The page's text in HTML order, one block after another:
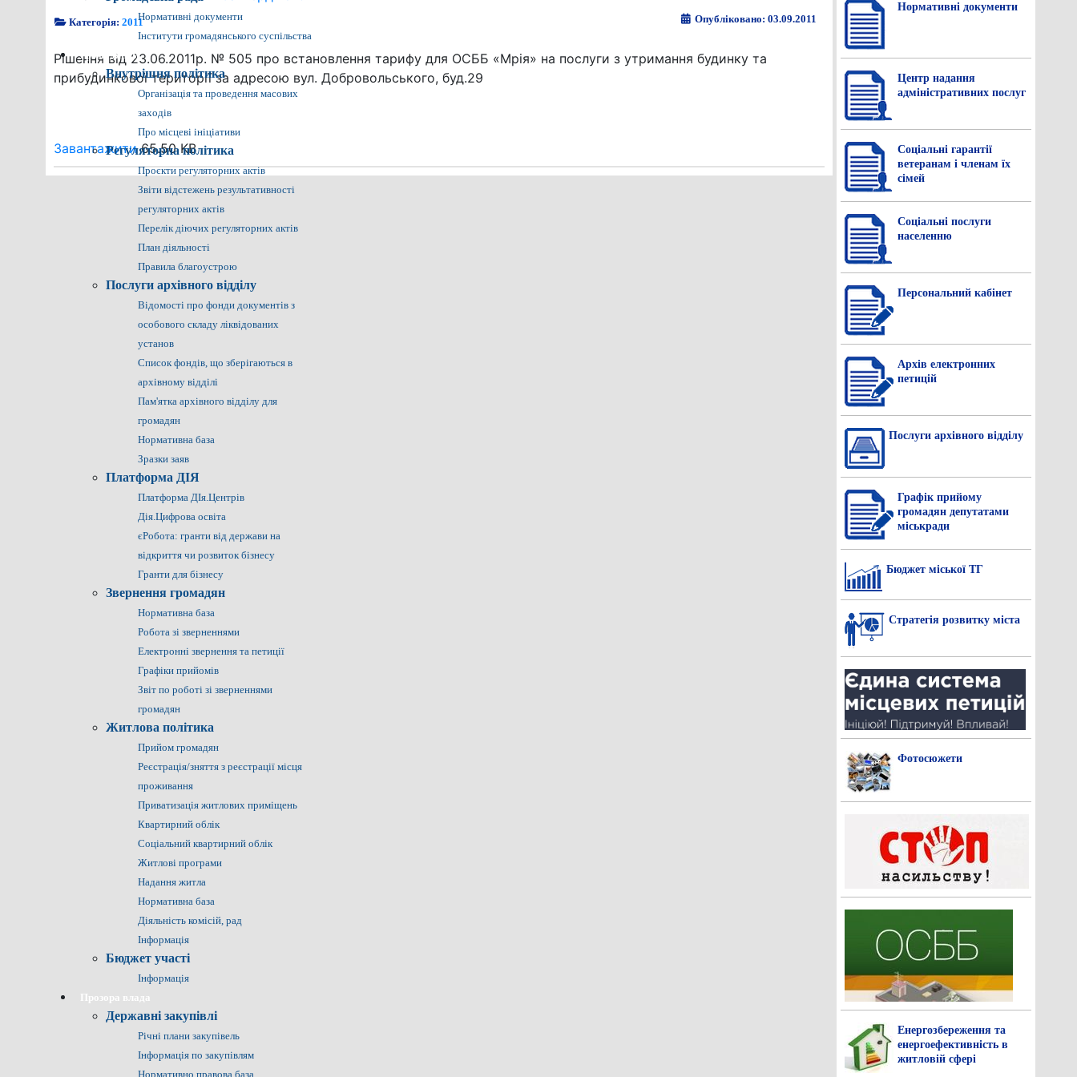
Нормативні документи
Інститути громадянського суспільства
Громадянам
Внутрішня політика
Організація та проведення масових
заходів
Про місцеві ініціативи
Регуляторна політика
Проєкти регуляторних актів
Звіти відстежень результативності
регуляторних актів
Перелік діючих регуляторних актів
План діяльності
Правила благоустрою
Послуги архівного відділу
Відомості про фонди документів з
особового складу ліквідованих
установ
Список фондів, що зберігаються в
архівному відділі
Пам'ятка архівного відділу для
громадян
Нормативна база
Зразки заяв
Платформа ДІЯ
Платформа ДІя.Центрів
Дія.Цифрова освіта
єРобота: гранти від держави на
відкриття чи розвиток бізнесу
Гранти для бізнесу
Звернення громадян
Нормативна база
Робота зі зверненнями
Електронні звернення та петиції
Графіки прийомів
Звіт по роботі зі зверненнями
громадян
Житлова політика
Прийом громадян
Реєстрація/зняття з реєстрації місця
проживання
Приватизація житлових приміщень
Квартирний облік
Соціальний квартирний облік
Житлові програми
Надання житла
Нормативна база
Діяльність комісій, рад
Інформація
Бюджет участі
Інформація
Прозора влада
Державні закупівлі
Річні плани закупівель
Інформація по закупівлям
Нормативно правова база
Категорія:2011 Опубліковано: 03.09.2011
Рішення від 23.06.2011р. № 505 про встановлення тарифу для ОСББ «Мрія» на послуги з утримання будинку та
прибудинкової території за адресою вул. Добровольського, буд.29
Завантажити65.50 KB
Нормативнi документи
Центр надання
адміністративних послуг
Соціальні гарантії
ветеранам і членам їх
сімей
Соціальні послуги
населенню
Персональний кабінет
Архів електронних
петицій
Послуги архівного відділу
Графік прийому
громадян депутатами
міськради
Бюджет міської ТГ
Стратегія розвитку міста
Фотосюжети
Енергозбереження та
енергоефективність в
житловій сфері